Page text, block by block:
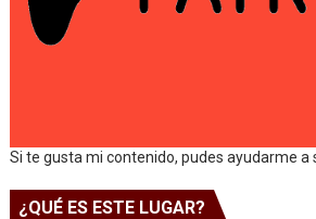
Si te gusta mi contenido, pudes ayudarme a
¿QUÉ ES ESTE LUGAR?